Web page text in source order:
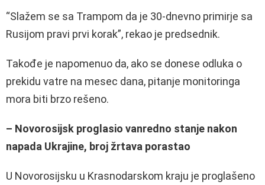
“Slažem se sa Trampom da je 30-dnevno primirje sa
Rusijom pravi prvi korak”, rekao je predsednik.
Takođe je napomenuo da, ako se donese odluka o
prekidu vatre na mesec dana, pitanje monitoringa
mora biti brzo rešeno.
– Novorosijsk proglasio vanredno stanje nakon
napada Ukrajine, broj žrtava porastao
U Novorosijsku u Krasnodarskom kraju je proglašeno